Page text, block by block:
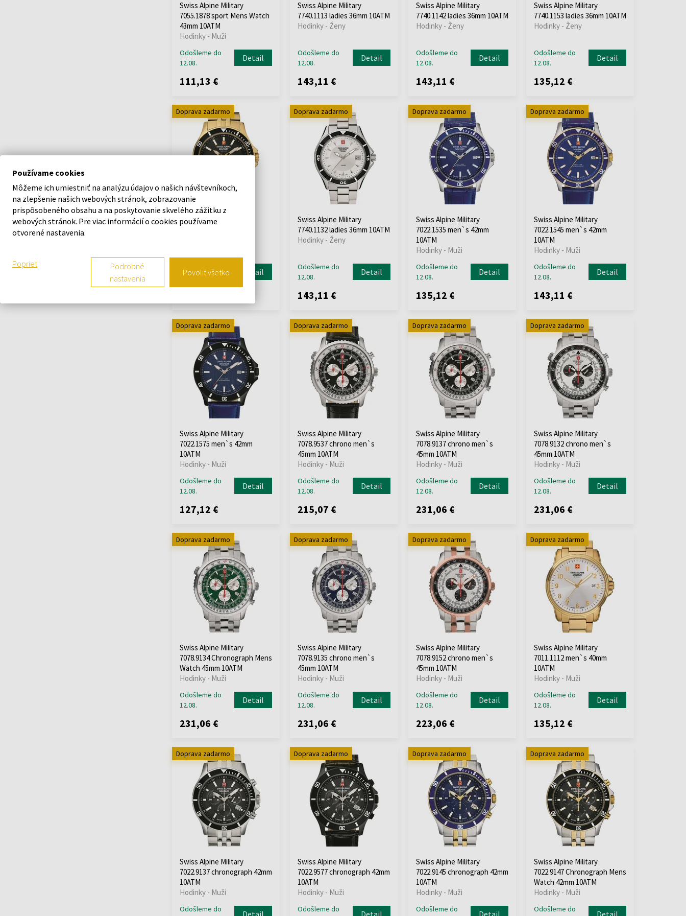
Swiss Alpine Military
7055.1878 sport Mens Watch
43mm 10ATM
Hodinky - Muži
Odošleme do
12.08.
Detail
111,13 €
Swiss Alpine Military
7740.1113 ladies 36mm 10ATM
Hodinky - Ženy
Odošleme do
12.08.
Detail
143,11 €
Swiss Alpine Military
7740.1142 ladies 36mm 10ATM
Hodinky - Ženy
Odošleme do
12.08.
Detail
143,11 €
Swiss Alpine Military
7740.1153 ladies 36mm 10ATM
Hodinky - Ženy
Odošleme do
12.08.
Detail
135,12 €
Doprava zadarmo
Swiss Alpine Military
12.08.
Detail
Doprava zadarmo
Swiss Alpine Military
7740.1132 ladies 36mm 10ATM
Hodinky - Ženy
Odošleme do
12.08.
Detail
143,11 €
Doprava zadarmo
Swiss Alpine Military
7022.1535 men`s 42mm
10ATM
Hodinky - Muži
Odošleme do
12.08.
Detail
135,12 €
Doprava zadarmo
Swiss Alpine Military
7022.1545 men`s 42mm
10ATM
Hodinky - Muži
Odošleme do
12.08.
Detail
143,11 €
Doprava zadarmo
Swiss Alpine Military
7022.1575 men`s 42mm
10ATM
Hodinky - Muži
Odošleme do
12.08.
Detail
127,12 €
Doprava zadarmo
Swiss Alpine Military
7078.9537 chrono men`s
45mm 10ATM
Hodinky - Muži
Odošleme do
12.08.
Detail
215,07 €
Doprava zadarmo
Swiss Alpine Military
7078.9137 chrono men`s
45mm 10ATM
Hodinky - Muži
Odošleme do
12.08.
Detail
231,06 €
Doprava zadarmo
Swiss Alpine Military
7078.9132 chrono men`s
45mm 10ATM
Hodinky - Muži
Odošleme do
12.08.
Detail
231,06 €
Doprava zadarmo
Swiss Alpine Military
7078.9134 Chronograph Mens
Watch 45mm 10ATM
Hodinky - Muži
Odošleme do
12.08.
Detail
231,06 €
Doprava zadarmo
Swiss Alpine Military
7078.9135 chrono men`s
45mm 10ATM
Hodinky - Muži
Odošleme do
12.08.
Detail
231,06 €
Doprava zadarmo
Swiss Alpine Military
7078.9152 chrono men`s
45mm 10ATM
Hodinky - Muži
Odošleme do
12.08.
Detail
223,06 €
Doprava zadarmo
Swiss Alpine Military
7011.1112 men`s 40mm
10ATM
Hodinky - Muži
Odošleme do
12.08.
Detail
135,12 €
Doprava zadarmo
Swiss Alpine Military
7022.9137 chronograph 42mm
10ATM
Hodinky - Muži
Odošleme do
Detail
Doprava zadarmo
Swiss Alpine Military
7022.9577 chronograph 42mm
10ATM
Hodinky - Muži
Odošleme do
Detail
Doprava zadarmo
Swiss Alpine Military
7022.9145 chronograph 42mm
10ATM
Hodinky - Muži
Odošleme do
Detail
Doprava zadarmo
Swiss Alpine Military
7022.9147 Chronograph Mens
Watch 42mm 10ATM
Hodinky - Muži
Odošleme do
Detail
Používame cookies
Môžeme ich umiestniť na analýzu údajov o našich návštevníkoch,
na zlepšenie našich webových stránok, zobrazovanie
prispôsobeného obsahu a na poskytovanie skvelého zážitku z
webových stránok. Pre viac informácií o cookies používame
otvorené nastavenia.
Poprieť
Podrobné
nastavenia
Povoliť všetko